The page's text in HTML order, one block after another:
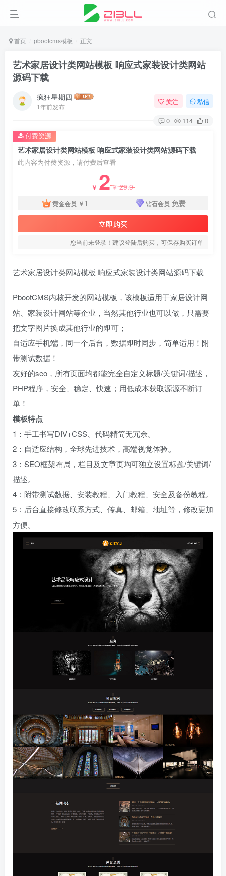
首页 pbootcms模板 正文
艺术家居设计类网站模板 响应式家装设计类网站
源码下载
疯狂星期四
1年前发布
关注 私信
0 114 0
艺术家居设计类网站模板 响应式家装设计类网站源码下载
此内容为付费资源，请付费后查看
￥ 2￥29.9
黄金会员 ￥ 1 钻石会员 免费
立即购买
您当前未登录！建议登陆后购买，可保存购买订单
付费资源
艺术家居设计类网站模板 响应式家装设计类网站源码下载
PbootCMS内核开发的网站模板，该模板适用于家居设计网
站、家装设计网站等企业，当然其他行业也可以做，只需要
把文字图片换成其他行业的即可；
自适应手机端，同一个后台，数据即时同步，简单适用！附
带测试数据！
友好的seo，所有页面均都能完全自定义标题/关键词/描述，
PHP程序，安全、稳定、快速；用低成本获取源源不断订
单！
模板特点
1：手工书写DIV+CSS、代码精简无冗余。
2：自适应结构，全球先进技术，高端视觉体验。
3：SEO框架布局，栏目及文章页均可独立设置标题/关键词/
描述。
4：附带测试数据、安装教程、入门教程、安全及备份教程。
5：后台直接修改联系方式、传真、邮箱、地址等，修改更加
方便。